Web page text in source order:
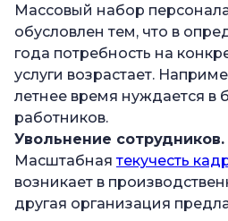
Массовый набор
обусловлен тем, что в
года потребность на
услуги возрастает.
летнее время нуждается в
работников.
Увольнение сотрудников.
Масштабнаятекучесть
возникает в
другая организация